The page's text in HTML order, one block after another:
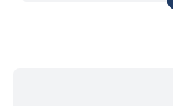
مشابه دارند، انتشار نمی‌یابند